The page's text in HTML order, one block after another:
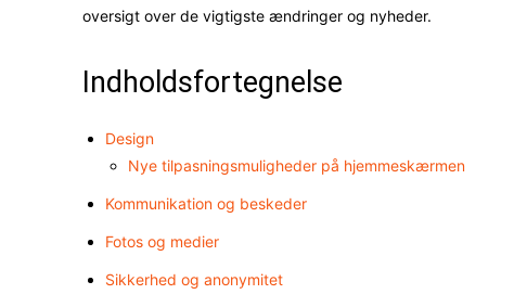
oversigt over de vigtigste ændringer og nyheder.
Indholdsfortegnelse
Design
Nye tilpasningsmuligheder på hjemmeskærmen
Kommunikation og beskeder
Fotos og medier
Sikkerhed og anonymitet